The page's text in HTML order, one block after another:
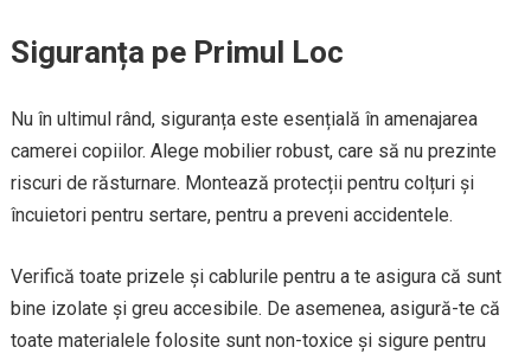
Siguranța pe Primul Loc
Nu în ultimul rând, siguranța este esențială în amenajarea
camerei copiilor. Alege mobilier robust, care să nu prezinte
riscuri de răsturnare. Montează protecții pentru colțuri și
încuietori pentru sertare, pentru a preveni accidentele.
Verifică toate prizele și cablurile pentru a te asigura că sunt
bine izolate și greu accesibile. De asemenea, asigură-te că
toate materialele folosite sunt non-toxice și sigure pentru